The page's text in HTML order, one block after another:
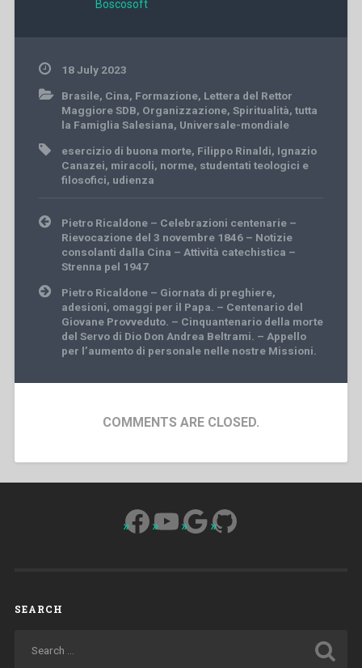
Boscosoft
18 July 2023
Brasile, Cina, Formazione, Lettera del Rettor
Maggiore SDB, Organizzazione, Spiritualità, tutta
la Famiglia Salesiana, Universale-mondiale
esercizio di buona morte, Filippo Rinaldi, Ignazio
Canazei, miracoli, norme, studentati teologici e
filosofici, udienza
Post
navigation
Pietro Ricaldone – Celebrazioni centenarie –
Rievocazione del 3 novembre 1846 – Notizie
consolanti dalla Cina – Attività catechistica –
Strenna pel 1947
Pietro Ricaldone – Giornata di preghiere,
adesioni, omaggi per il Papa. – Centenario del
Giovane Provveduto. – Cinquantenario della morte
del Servo di Dio Don Andrea Beltrami. – Appello
per l’aumento di personale nelle nostre Missioni.
COMMENTS ARE CLOSED.
Facebook
YouTube
Google
GitHub
SEARCH